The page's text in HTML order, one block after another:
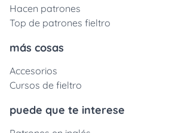
Hacen patrones
Top de patrones fieltro
más cosas
Accesorios
Cursos de fieltro
puede que te interese